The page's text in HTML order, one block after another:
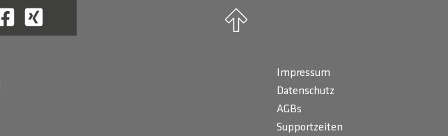
Impressum
Datenschutz
AGBs
Supportzeiten